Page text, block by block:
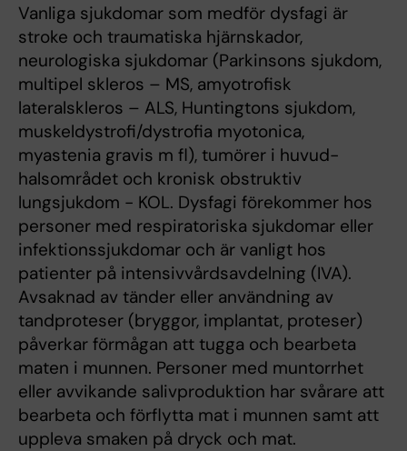
Vanliga sjukdomar som medför dysfagi är
stroke och traumatiska hjärnskador,
neurologiska sjukdomar (Parkinsons sjukdom,
multipel skleros – MS, amyotrofisk
lateralskleros – ALS, Huntingtons sjukdom,
muskeldystrofi/dystrofia myotonica,
myastenia gravis m fl), tumörer i huvud-
halsområdet och kronisk obstruktiv
lungsjukdom - KOL. Dysfagi förekommer hos
personer med respiratoriska sjukdomar eller
infektionssjukdomar och är vanligt hos
patienter på intensivvårdsavdelning (IVA).
Avsaknad av tänder eller användning av
tandproteser (bryggor, implantat, proteser)
påverkar förmågan att tugga och bearbeta
maten i munnen. Personer med muntorrhet
eller avvikande salivproduktion har svårare att
bearbeta och förflytta mat i munnen samt att
uppleva smaken på dryck och mat.